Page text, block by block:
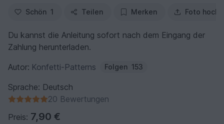
Schön 1 Teilen Merken Foto
Du kannst die Anleitung sofort nach dem Eingang der
Zahlung herunterladen.
Autor: Konfetti-Patterns Folgen 153
Sprache: Deutsch
20 Bewertungen
Preis: 7,90 €